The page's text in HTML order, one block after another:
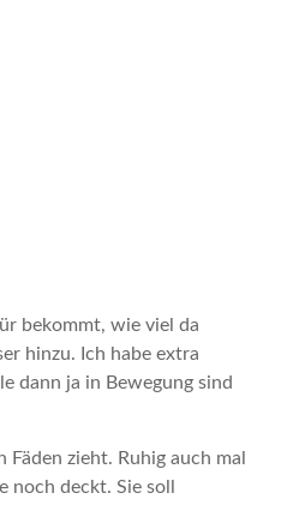
bekommt, wie viel da
hinzu. Ich habe extra
dann ja in Bewegung sind
zieht. Ruhig auch mal
noch deckt. Sie soll